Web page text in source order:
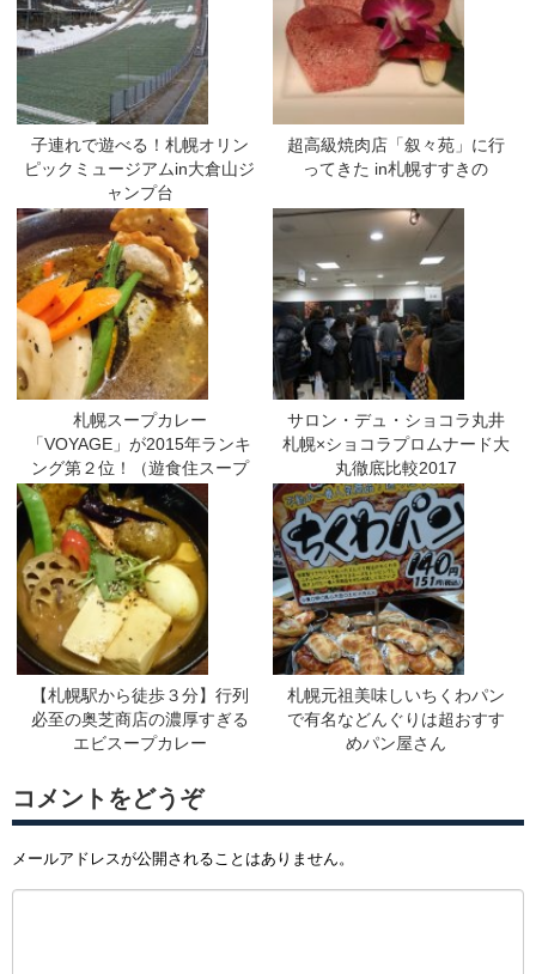
子連れで遊べる！札幌オリン
ピックミュージアムin大倉山ジ
ャンプ台
超高級焼肉店「叙々苑」に行
ってきた in札幌すすきの
札幌スープカレー
「VOYAGE」が2015年ランキ
ング第２位！（遊食住スープ
カレー部門）
サロン・デュ・ショコラ丸井
札幌×ショコラプロムナード大
丸徹底比較2017
【札幌駅から徒歩３分】行列
必至の奥芝商店の濃厚すぎる
エビスープカレー
札幌元祖美味しいちくわパン
で有名などんぐりは超おすす
めパン屋さん
コメントをどうぞ
メールアドレスが公開されることはありません。